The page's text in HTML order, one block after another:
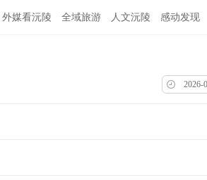
外媒看沅陵 全域旅游 人文沅陵 感动发现